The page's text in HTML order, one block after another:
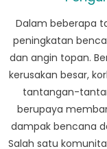
Dalam beberapa
peningkatan
dan angin topan.
kerusakan besar,
tantangan-
berupaya
dampak bencana
Salah satu